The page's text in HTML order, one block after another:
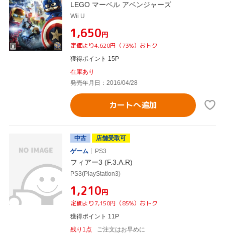
LEGO マーベル アベンジャーズ
Wii U
¥1,650円
定価より4,620円（73%）おトク
獲得ポイント 15P
在庫あり
発売年月日：2016/04/28
カートへ追加
中古
店舗受取可
ゲーム
PS3
フィアー3 (F.3.A.R)
PS3(PlayStation3)
¥1,210円
定価より7,150円（85%）おトク
獲得ポイント 11P
残り1点
ご注文はお早めに